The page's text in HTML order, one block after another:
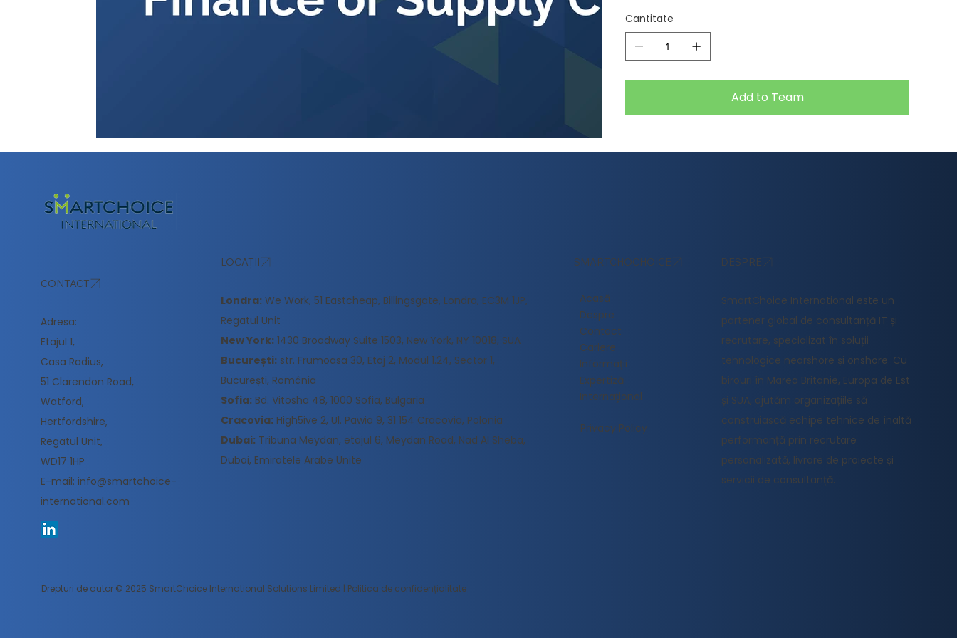
Cantitate
Add to Team
CONTACT
Adresa:
Etajul 1,
Casa Radius,
51 Clarendon Road,
Watford,
Hertfordshire,
Regatul Unit,
WD17 1HP
E-mail: info@smartchoice-
international.com
LOCAȚII
Londra: We Work, 51 Eastcheap, Billingsgate, Londra, EC3M 1JP,
Regatul Unit
New York: 1430 Broadway Suite 1503, New York, NY 10018, SUA
București: str. Frumoasa 30, Etaj 2, Modul 1.24, Sector 1,
București, România
Sofia: Bd. Vitosha 48, 1000 Sofia, Bulgaria
Cracovia: High5ive 2, Ul. Pawia 9, 31 154 Cracovia, Polonia
Dubai: Tribuna Meydan, etajul 6, Meydan Road, Nad Al Sheba,
Dubai, Emiratele Arabe Unite
SMARTCHOCHOICE
Acasă
Despre
Contact
Cariere
Informații
Expertiză
Internaţional
Privacy Policy
DESPRE
SmartChoice International este un
partener global de consultanță IT și
recrutare, specializat în soluții
tehnologice nearshore și onshore. Cu
birouri în Marea Britanie, Europa de Est
și SUA, ajutăm organizațiile să
construiască echipe tehnice de înaltă
performanță prin recrutare
personalizată, livrare de proiecte și
servicii de consultanță.
Drepturi de autor © 2025 SmartChoice International Solutions Limited | Politica de confidențialitate